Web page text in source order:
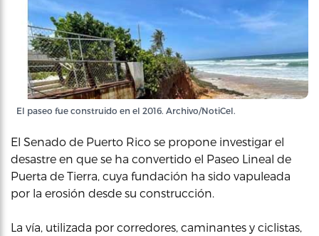
El paseo fue construido en el 2016. Archivo/NotiCel.
El Senado de Puerto Rico se propone investigar el
desastre en que se ha convertido el Paseo Lineal de
Puerta de Tierra, cuya fundación ha sido vapuleada
por la erosión desde su construcción.
La vía, utilizada por corredores, caminantes y ciclistas,